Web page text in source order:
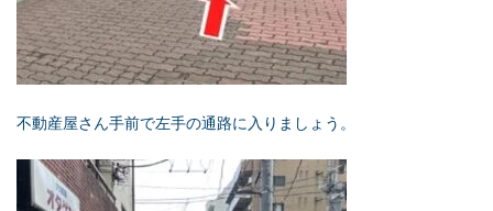
不動産屋さん手前で左手の通路に入りましょう。